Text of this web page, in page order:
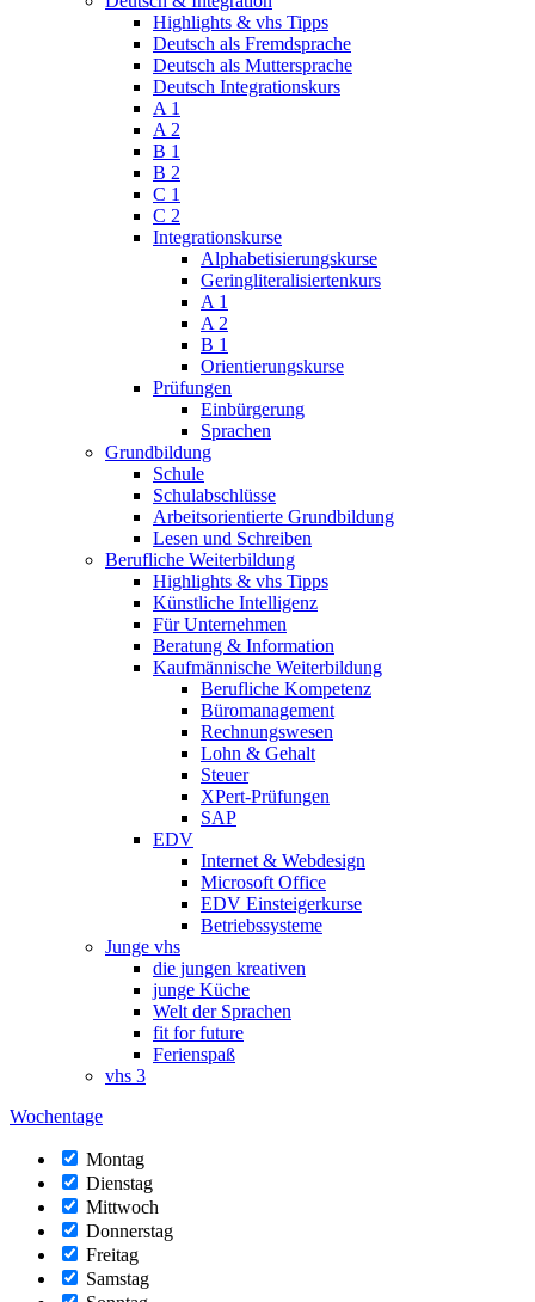
Highlights & vhs Tipps
Deutsch als Fremdsprache
Deutsch als Muttersprache
Deutsch Integrationskurs
A 1
A 2
B 1
B 2
C 1
C 2
Integrationskurse
Alphabetisierungskurse
Geringliteralisiertenkurs
A 1
A 2
B 1
Orientierungskurse
Prüfungen
Einbürgerung
Sprachen
Grundbildung
Schule
Schulabschlüsse
Arbeitsorientierte Grundbildung
Lesen und Schreiben
Berufliche Weiterbildung
Highlights & vhs Tipps
Künstliche Intelligenz
Für Unternehmen
Beratung & Information
Kaufmännische Weiterbildung
Berufliche Kompetenz
Büromanagement
Rechnungswesen
Lohn & Gehalt
Steuer
XPert-Prüfungen
SAP
EDV
Internet & Webdesign
Microsoft Office
EDV Einsteigerkurse
Betriebssysteme
Junge vhs
die jungen kreativen
junge Küche
Welt der Sprachen
fit for future
Ferienspaß
vhs 3
Wochentage
Montag
Dienstag
Mittwoch
Donnerstag
Freitag
Samstag